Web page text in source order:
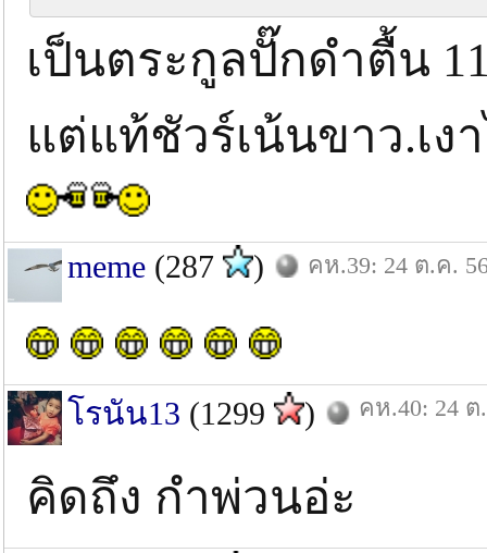
เป็นตระกูลปั๊กดำตื้น
แต่แท้ชัวร์เน้นขาว.เง
meme (287 ) คห.39: 24 ต.ค.
โรนัน13 (1299 ) คห.40: 24 ต
คิดถึง กำพ่วนอ่ะ